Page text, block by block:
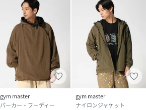
gym master
パーカー・フーディー
gym master
ナイロンジャケット